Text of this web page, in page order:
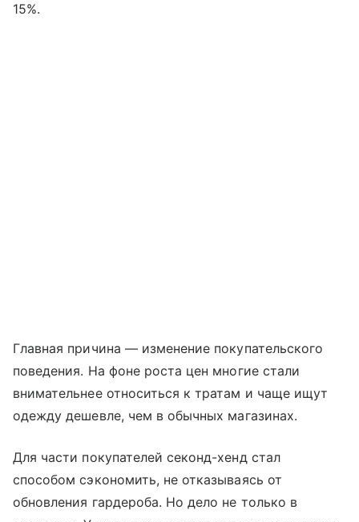
15%.
Главная причина — изменение покупательского
поведения. На фоне роста цен многие стали
внимательнее относиться к тратам и чаще ищут
одежду дешевле, чем в обычных магазинах.
Для части покупателей секонд-хенд стал
способом сэкономить, не отказываясь от
обновления гардероба. Но дело не только в